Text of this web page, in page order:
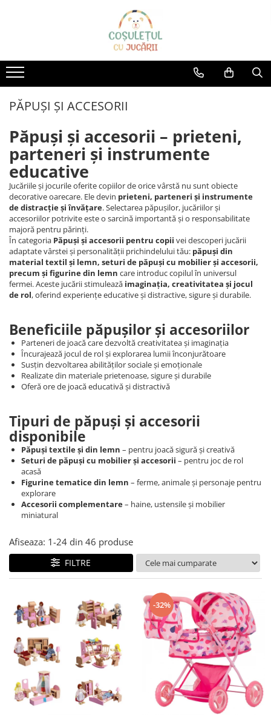
JUCĂRII BEBE
JUCĂRII EDUCATIVE
PUZZLE
JUCĂRII CONSTRUCȚIE
JUCĂRII PENTRU EXTERIOR
TOBOGANE COPII
TRICICLETE COPII
APĂ ȘI NISIP
JUCĂRII DIN LEMN
BICICLETE COPII
MAȘINUȚE ȘI MOTOCICLETE
ELECTRICE
LEAGANE PENTRU COPII
BALANSOAR COPII
TROTINETE COPII
MAŞINUŢE DE ÎMPINS
BICICLETA FARA PEDALE
SPORT IN AER LIBER
JOCURI DE ROL
BUCĂTĂRII ȘI ACCESORII
JUCĂRII MUZICALE
PĂPUȘI ȘI ACCESORII
DIVERSE
CAMERA COPILULUI
MASUTE SI SCAUNE
ACCESORII PĂTUȚURI
BALANSOARE
LĂMPI DE VEGHE
OLIŢE ŞI REDUCTOARE WC
SALTELE
CARUSEL MUZICAL
ACCESORII PENTRU BAIE
PĂTUȚ BEBE
COVORAȘE DE JOACĂ
SCAUNE DE MASĂ
SCAUNE AUTO COPII
CĂRUCIOARE COPII
CĂRUCIOARE 3 IN 1
CĂRUCIOARE SPORT
MARSUPII SI HAMURI
TARCURI DE JOACA
AVENIR KIDS
AquaPlay
AS Toys
Big
Bumi
Cayro
Champion
Chipolino
Clementoni
Color my love
Dickie Toys
Dino Bikes
Egmont Toys
Eichhorn
Eureka Kids
Fakopancs
Goliath
Grafix
Hubner
Huch!
IQ Booster
JaBaDaBaDo
Jada Toys
John
Lego Duplo
Magni
Majorette
Marionette
MemoRace
Mentari
MillaMinis
PĂPUȘI ȘI ACCESORII
Păpuși și accesorii – prieteni,
parteneri și instrumente
educative
Jucăriile și jocurile oferite copiilor de orice vârstă nu sunt obiecte
decorative oarecare. Ele devin prieteni, parteneri și instrumente
de distracție și învățare. Selectarea păpușilor, jucăriilor și
accesoriilor potrivite este o sarcină importantă și o responsabilitate
majoră pentru părinți.
În categoria Păpuși și accesorii pentru copii vei descoperi jucării
adaptate vârstei și personalității prichindelului tău: păpuși din
material textil și lemn, seturi de păpuși cu mobilier și accesorii,
precum și figurine din lemn care introduc copilul în universul
fermei. Aceste jucării stimulează imaginația, creativitatea și jocul
de rol, oferind experiențe educative și distractive, sigure și durabile.
Beneficiile păpușilor și accesoriilor
Parteneri de joacă care dezvoltă creativitatea și imaginația
Încurajează jocul de rol și explorarea lumii înconjurătoare
Susțin dezvoltarea abilităților sociale și emoționale
Realizate din materiale prietenoase, sigure și durabile
Oferă ore de joacă educativă și distractivă
Tipuri de păpuși și accesorii
disponibile
Păpuși textile și din lemn – pentru joacă sigură și creativă
Seturi de păpuși cu mobilier și accesorii – pentru joc de rol
acasă
Figurine tematice din lemn – ferme, animale și personaje pentru
explorare
Accesorii complementare– haine, ustensile și mobilier
miniatural
Afiseaza: 1-24 din 46 produse
FILTRE
-32%